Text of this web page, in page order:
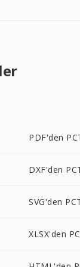
PDF'den
DXF'den
SVG'den
XLSX'den